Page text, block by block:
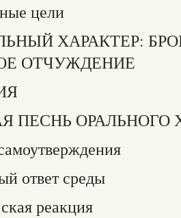
цели
ХАРАКТЕР:
ОТЧУЖДЕНИЕ
ПЕСНЬ ОРАЛЬНОГО
ответ среды
реакция